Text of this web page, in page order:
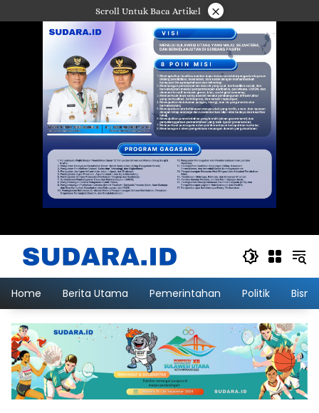
ke
Scroll Untuk Baca Artikel ×
Home Berita Utama Pemerintahan Politik